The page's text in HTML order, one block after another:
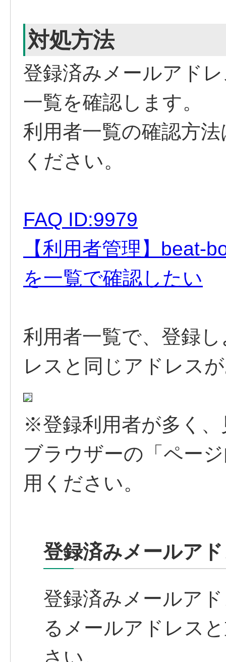
対処方法
登録済みメールアド
一覧を確認します。
利用者一覧の確認方
ください。
FAQ ID:9979
【利用者管理】beat-
を一覧で確認したい
利用者一覧で、登録
レスと同じアドレス
※登録利用者が多く
ブラウザーの「ペー
用ください。
登録済みメールア
登録済みメールア
るメールアドレス
さい。